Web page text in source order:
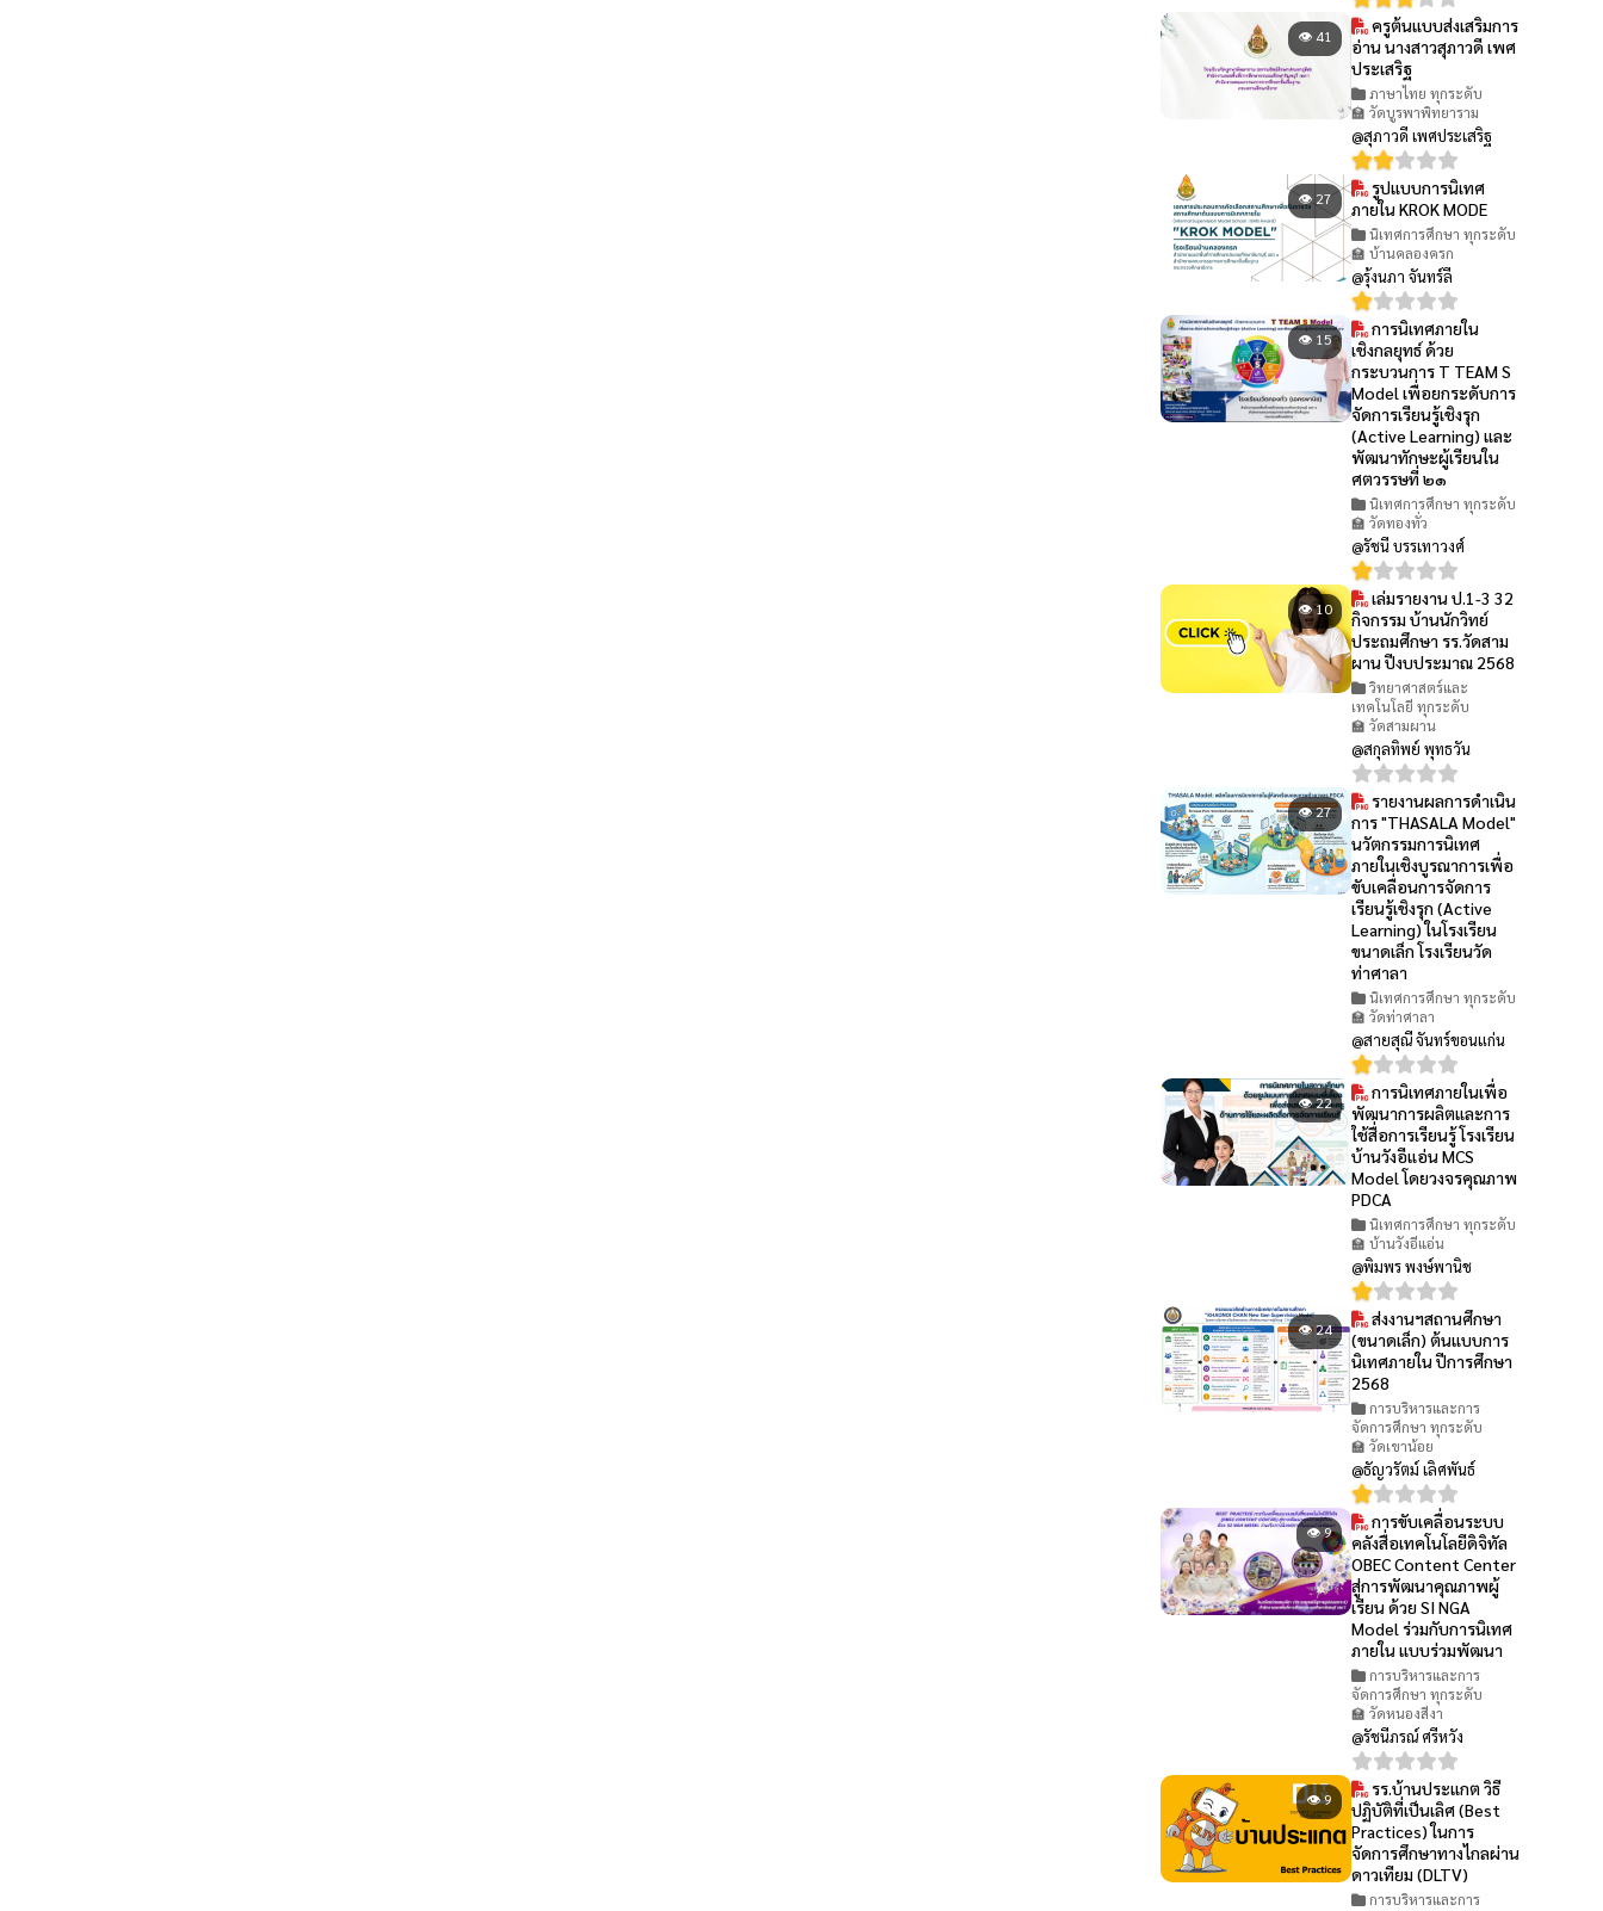
👁 41
ครูต้นแบบส่งเสริมการ
อ่าน นางสาวสุภาวดี เพศ
ประเสริฐ
ภาษาไทย ทุกระดับ
🏫 วัดบูรพาพิทยาราม
@สุภาวดี เพศประเสริฐ
👁 27
รูปแบบการนิเทศ
ภายใน KROK MODE
นิเทศการศึกษา ทุกระดับ
🏫 บ้านคลองครก
@รุ้งนภา จันทร์ลี
👁 15
การนิเทศภายใน
เชิงกลยุทธ์ ด้วย
กระบวนการ T TEAM S
Model เพื่อยกระดับการ
จัดการเรียนรู้เชิงรุก
(Active Learning) และ
พัฒนาทักษะผู้เรียนใน
ศตวรรษที่ ๒๑
นิเทศการศึกษา ทุกระดับ
🏫 วัดทองทั่ว
@รัชนี บรรเทาวงศ์
👁 10
เล่มรายงาน ป.1-3 32
กิจกรรม บ้านนักวิทย์
ประถมศึกษา รร.วัดสาม
ผาน ปีงบประมาณ 2568
วิทยาศาสตร์และ
เทคโนโลยี ทุกระดับ
🏫 วัดสามผาน
@สกุลทิพย์ พุทธวัน
👁 27
รายงานผลการดำเนิน
การ "THASALA Model"
นวัตกรรมการนิเทศ
ภายในเชิงบูรณาการเพื่อ
ขับเคลื่อนการจัดการ
เรียนรู้เชิงรุก (Active
Learning) ในโรงเรียน
ขนาดเล็ก โรงเรียนวัด
ท่าศาลา
นิเทศการศึกษา ทุกระดับ
🏫 วัดท่าศาลา
@สายสุณี จันทร์ขอนแก่น
👁 22
การนิเทศภายในเพื่อ
พัฒนาการผลิตและการ
ใช้สื่อการเรียนรู้ โรงเรียน
บ้านวังอีแอ่น MCS
Model โดยวงจรคุณภาพ
PDCA
นิเทศการศึกษา ทุกระดับ
🏫 บ้านวังอีแอ่น
@พิมพร พงษ์พานิช
👁 24
ส่งงานฯสถานศึกษา
(ขนาดเล็ก) ต้นแบบการ
นิเทศภายใน ปีการศึกษา
2568
การบริหารและการ
จัดการศึกษา ทุกระดับ
🏫 วัดเขาน้อย
@ธัญวรัตม์ เลิศพันธ์
👁 9
การขับเคลื่อนระบบ
คลังสื่อเทคโนโลยีดิจิทัล
OBEC Content Center
สู่การพัฒนาคุณภาพผู้
เรียน ด้วย SI NGA
Model ร่วมกับการนิเทศ
ภายใน แบบร่วมพัฒนา
การบริหารและการ
จัดการศึกษา ทุกระดับ
🏫 วัดหนองสีงา
@รัชนีภรณ์ ศรีหวัง
👁 9
รร.บ้านประแกต วิธี
ปฏิบัติที่เป็นเลิศ (Best
Practices) ในการ
จัดการศึกษาทางไกลผ่าน
ดาวเทียม (DLTV)
การบริหารและการ